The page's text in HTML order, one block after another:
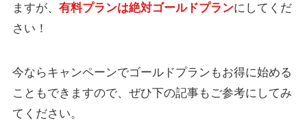
ますが、 有料プランは絶対ゴールドプランにしてくだ
さい！
今ならキャンペーンでゴールドプランもお得に始める
こともできますので、ぜひ下の記事もご参考にしてみ
てください。